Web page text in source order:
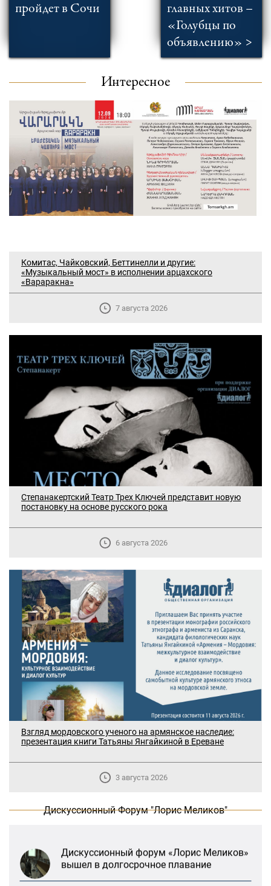
пройдет в Сочи
главных хитов –
«Голубцы по
объявлению» >
Интересное
Комитас, Чайковский, Беттинелли и другие:
«Музыкальный мост» в исполнении арцахского
«Вараракна»
7 августа 2026
Степанакертский Театр Трех Ключей представит новую
постановку на основе русского рока
6 августа 2026
Взгляд мордовского ученого на армянское наследие:
презентация книги Татьяны Янгайкиной в Ереване
3 августа 2026
Дискуссионный Форум "Лорис Меликов"
дискуссионного форума «Лорис
предотвращение геноцидов»
деятельность
вышел в долгосрочное плавание
В Москве прошло заседание